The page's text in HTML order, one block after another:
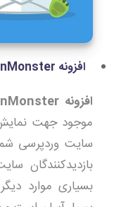
افزونه
افزونه OptinMonster
سایت وردپرسی
بازدیدکنندگان
بسیاری موارد